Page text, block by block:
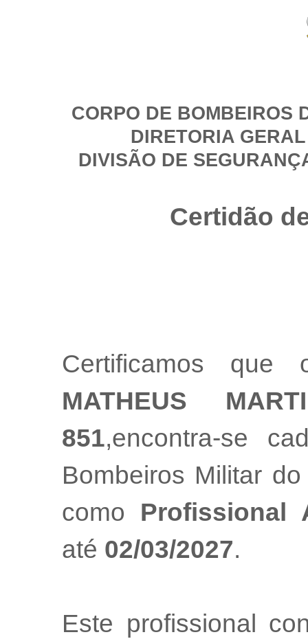
CORPO DE BOMBEIROS
DIRETORIA
DIVISÃO DE
Certidão
Certificamos
MATHEUS
851,encontra-se
Bombeiros Militar
como Profissional
até 02/03/2027.
Este profissional